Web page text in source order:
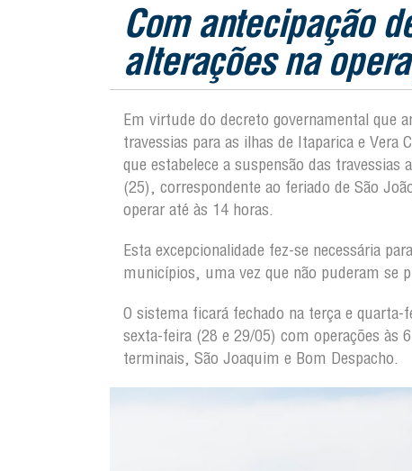
Com antecipação
alterações na
Em virtude do decreto governamental que
travessias para as ilhas de Itaparica e
que estabelece a suspensão das
(25), correspondente ao feriado de São
operar até às 14 horas.
Esta excepcionalidade fez-se necessária
municípios, uma vez que não puderam se
O sistema ficará fechado na terça e
sexta-feira (28 e 29/05) com operações
terminais, São Joaquim e Bom Despacho.